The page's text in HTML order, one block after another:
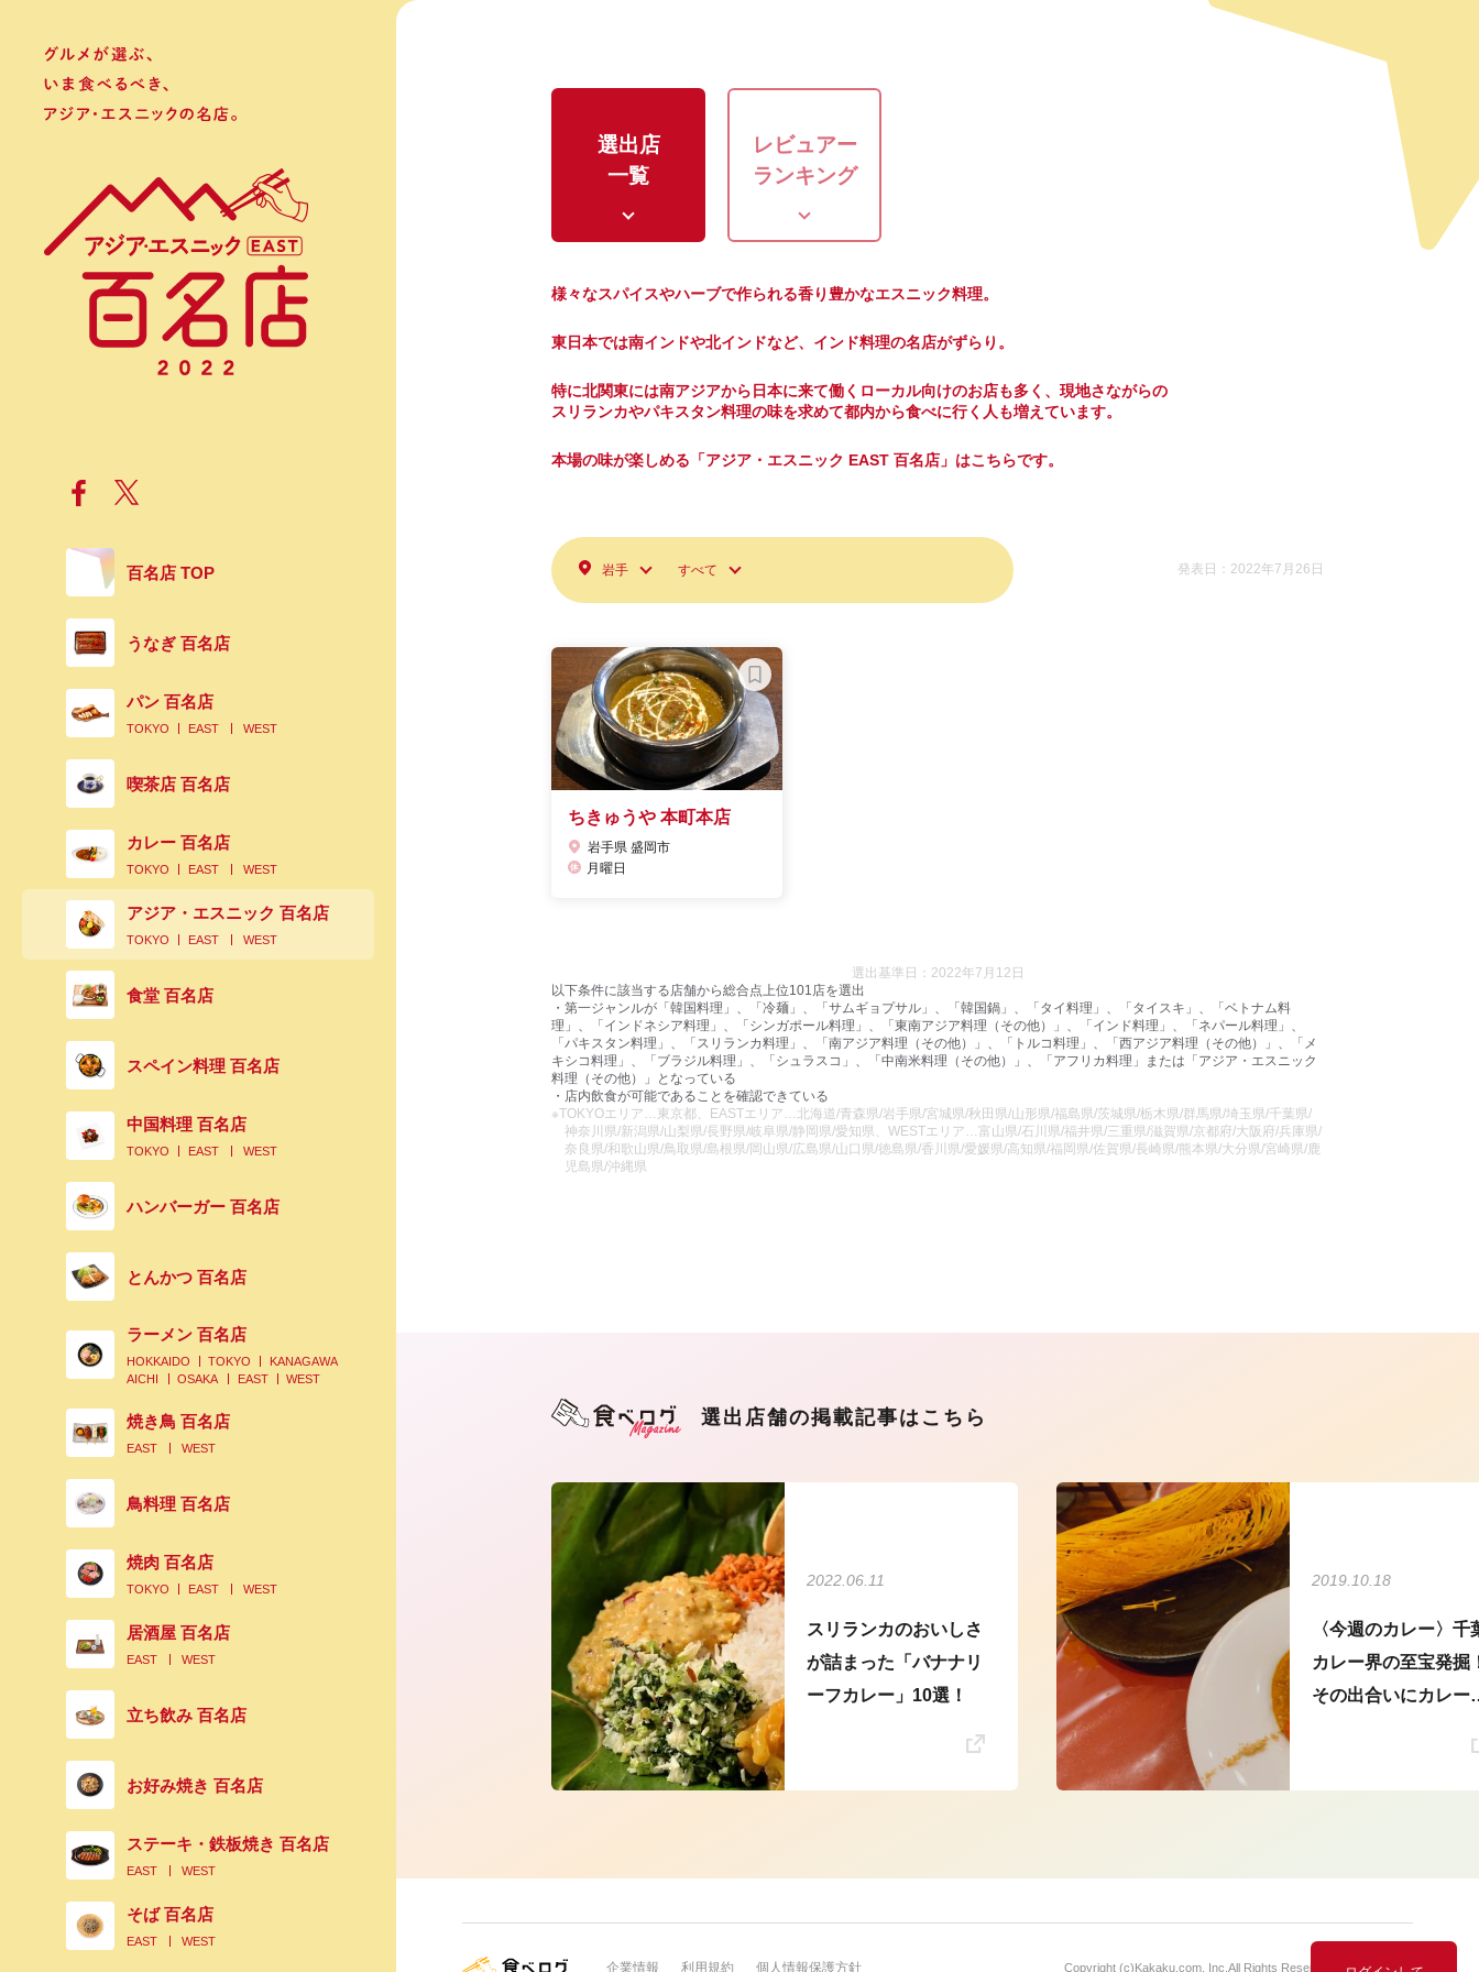
百名店 TOP
うなぎ 百名店
パン 百名店
TOKYO EAST WEST
喫茶店 百名店
カレー 百名店
TOKYO EAST WEST
アジア・エスニック 百名店
TOKYO EAST WEST
食堂 百名店
スペイン料理 百名店
中国料理 百名店
TOKYO EAST WEST
ハンバーガー 百名店
とんかつ 百名店
ラーメン 百名店
HOKKAIDO TOKYO
KANAGAWA
AICHI
OSAKA EAST WEST
焼き鳥 百名店
EAST WEST
鳥料理 百名店
焼肉 百名店
TOKYO EAST WEST
居酒屋 百名店
EAST WEST
立ち飲み 百名店
お好み焼き 百名店
ステーキ・鉄板焼き 百名店
EAST WEST
そば 百名店
EAST WEST
選出店
一覧
レビュアー
ランキング
様々なスパイスやハーブで作られる香り豊かなエスニック料理。
東日本では南インドや北インドなど、インド料理の名店がずらり。
特に北関東には南アジアから日本に来て働くローカル向けのお店も多く、現地さながらの
スリランカやパキスタン料理の味を求めて都内から食べに行く人も増えています。
本場の味が楽しめる「アジア・エスニック EAST 百名店」はこちらです。
岩手 すべて 発表日：2022年7月26日
ちきゅうや 本町本店
岩手県 盛岡市
月曜日
選出基準日：2022年7月12日
以下条件に該当する店舗から総合点上位101店を選出
・第一ジャンルが「韓国料理」、「冷麺」、「サムギョプサル」、「韓国鍋」、「タイ料理」、「タイスキ」、「ベトナム料
理」、「インドネシア料理」、「シンガポール料理」、「東南アジア料理（その他）」、「インド料理」、「ネパール料理」、
「パキスタン料理」、「スリランカ料理」、「南アジア料理（その他）」、「トルコ料理」、「西アジア料理（その他）」、「メ
キシコ料理」、「ブラジル料理」、「シュラスコ」、「中南米料理（その他）」、「アフリカ料理」または「アジア・エスニック
料理（その他）」となっている
・店内飲食が可能であることを確認できている
※TOKYOエリア…東京都、EASTエリア…北海道/青森県/岩手県/宮城県/秋田県/山形県/福島県/茨城県/栃木県/群馬県/埼玉県/千葉県/
神奈川県/新潟県/山梨県/長野県/岐阜県/静岡県/愛知県、WESTエリア…富山県/石川県/福井県/三重県/滋賀県/京都府/大阪府/兵庫県/
奈良県/和歌山県/鳥取県/島根県/岡山県/広島県/山口県/徳島県/香川県/愛媛県/高知県/福岡県/佐賀県/長崎県/熊本県/大分県/宮崎県/鹿
児島県/沖縄県
選出店舗の掲載記事はこちら
2022.06.11
スリランカのおいしさ
が詰まった「バナナリ
ーフカレー」10選！
2019.10.18
〈今週のカレー〉千
カレー界の至宝発掘
その出合いにカレー
企業情報 利用規約 個人情報保護方針 Copyright (c) Kakaku.com, Inc.All Rights Reserved. 無断転載禁止